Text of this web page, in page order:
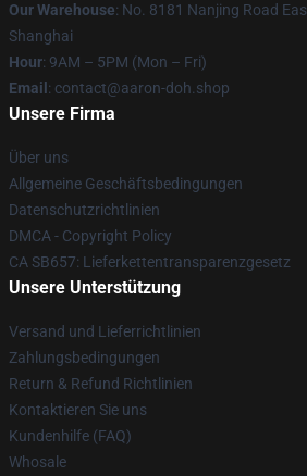
Our Warehouse: No. 8181 Nanjing Road
Shanghai
Hour: 9AM – 5PM (Mon – Fri)
Email : contact@aaron-doh.shop
Unsere Firma
Über uns
Allgemeine Geschäftsbedingungen
Datenschutzrichtlinien
DMCA - Copyright Policy
CA SB657: Lieferkettentransparenzgesetz
Unsere Unterstützung
Versand und Lieferrichtlinien
Zahlungsbedingungen
Return & Refund Richtlinien
Kontaktieren Sie uns
Kundenhilfe (FAQ)
Whosale